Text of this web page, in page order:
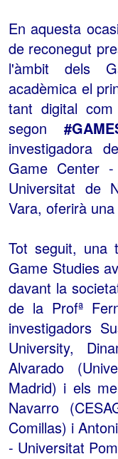
En aquesta
de reconegut
l'àmbit dels
acadèmica el
tant digital
segon
investigadora
Game Center
Universitat de
Vara, oferirà
Tot seguit, una
Game Studies
davant la
de la Profª
investigadors
University,
Alvarado
Madrid) i els
Navarro
Comillas) i
- Universitat